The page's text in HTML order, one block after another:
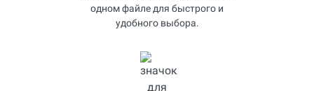
одном файле для быстрого и
удобного выбора.